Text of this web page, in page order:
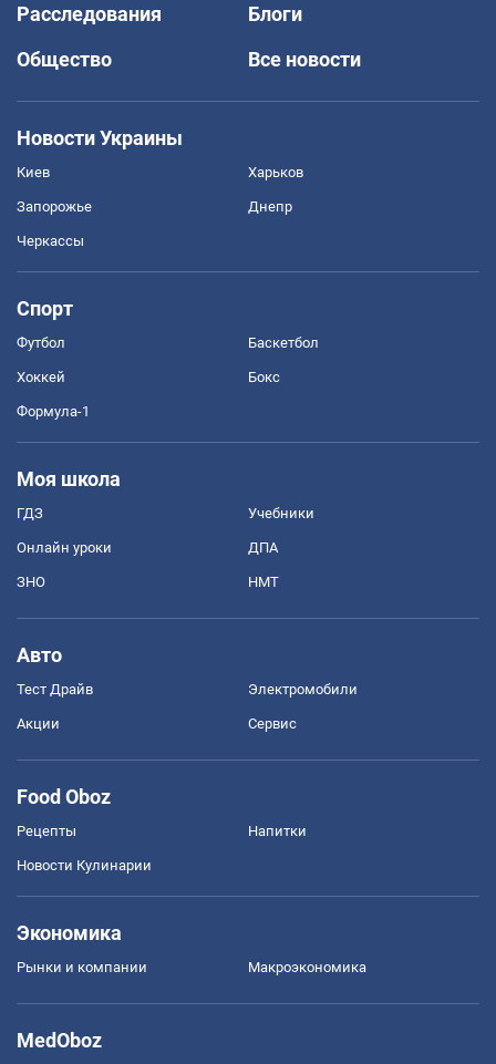
Расследования
Блоги
Общество
Все новости
Новости Украины
Киев Харьков
Запорожье Днепр
Черкассы
Спорт
Футбол Баскетбол
Хоккей Бокс
Формула-1
Моя школа
ГДЗ Учебники
Онлайн уроки ДПА
ЗНО НМТ
Авто
Тест Драйв Электромобили
Акции Сервис
Food Oboz
Рецепты Напитки
Новости Кулинарии
Экономика
Рынки и компании Mакроэкономика
MedOboz